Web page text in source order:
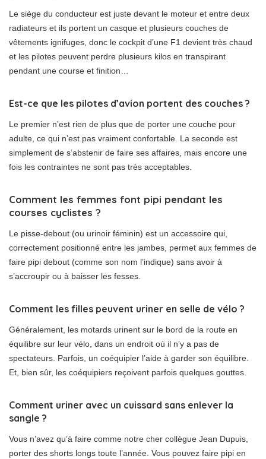
Le siège du conducteur est juste devant le moteur et entre deux
radiateurs et ils portent un casque et plusieurs couches de
vêtements ignifuges, donc le cockpit d’une F1 devient très chaud
et les pilotes peuvent perdre plusieurs kilos en transpirant
pendant une course et finition…
Est-ce que les pilotes d’avion portent des couches ?
Le premier n’est rien de plus que de porter une couche pour
adulte, ce qui n’est pas vraiment confortable. La seconde est
simplement de s’abstenir de faire ses affaires, mais encore une
fois les contraintes ne sont pas très acceptables.
Comment les femmes font pipi pendant les
courses cyclistes ?
Le pisse-debout (ou urinoir féminin) est un accessoire qui,
correctement positionné entre les jambes, permet aux femmes de
faire pipi debout (comme son nom l’indique) sans avoir à
s’accroupir ou à baisser les fesses.
Comment les filles peuvent uriner en selle de vélo ?
Généralement, les motards urinent sur le bord de la route en
équilibre sur leur vélo, dans un endroit où il n’y a pas de
spectateurs. Parfois, un coéquipier l’aide à garder son équilibre.
Et, bien sûr, les coéquipiers reçoivent parfois quelques gouttes.
Comment uriner avec un cuissard sans enlever la
sangle ?
Vous n’avez qu’à faire comme notre cher collègue Jean Dupuis,
porter des shorts longs toute l’année. Vous pouvez faire pipi en